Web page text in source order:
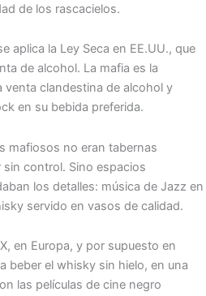
de los rascacielos.
aplica la Ley Seca en EE.UU., que
de alcohol. La mafia es la
venta clandestina de alcohol y
en su bebida preferida.
mafiosos no eran tabernas
control. Sino espacios
los detalles: música de Jazz en
servido en vasos de calidad.
en Europa, y por supuesto en
beber el whisky sin hielo, en una
las películas de cine negro